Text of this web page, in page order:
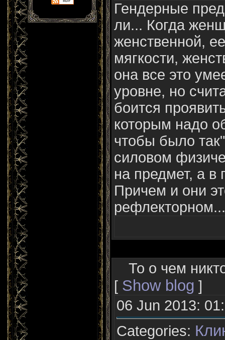
Гендерные
ли... Когда
женственной,
мягкости,
она все это
уровне, но
боится
которым надо
чтобы было
силовом
на предмет, а в
Причем и они
рефлекторном...
То о чем
[ Show blog ]
06 Jun 2013:
Categories: